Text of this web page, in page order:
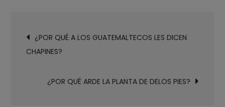
LOS
SALVADOREÑOS
DICEN
Navegación
de¿POR QUÉ A LOS GUATEMALTECOS LES DICEN
CHAPINES?
¿POR QUÉ ARDE LA PLANTA DE DELOS PIES?